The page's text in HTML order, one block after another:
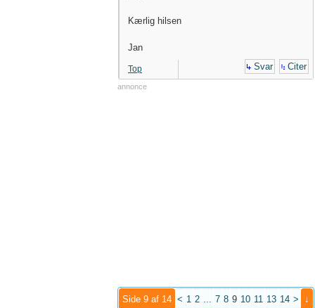
Kærlig hilsen
Jan
Top Svar Citer
annonce
Side 9 af 14 < 1 2 ... 7 8 9 10 11 13 14 > ↓